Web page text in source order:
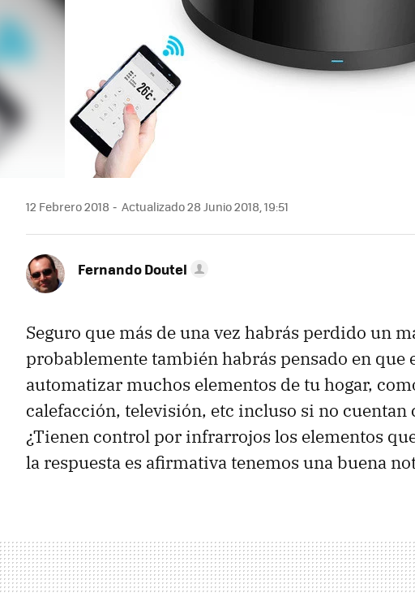
12 Febrero 2018 Actualizado 28 Junio 2018, 19:51
Fernando Doutel
Seguro que más de una vez habrás perdido un
probablemente también habrás pensado en que
automatizar muchos elementos de tu hogar,
calefacción, televisión, etc incluso si no
¿Tienen control por infrarrojos los elementos
la respuesta es afirmativa tenemos una buena